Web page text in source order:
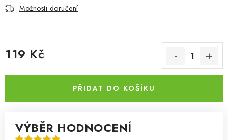
Možnosti doručení
119 Kč
PŘIDAT DO KOŠÍKU
VÝBĚR HODNOCENÍ